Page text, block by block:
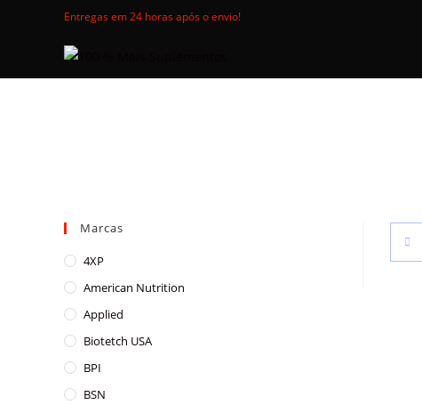
Entregas em 24 horas após o envio!
Marcas
4XP
American Nutrition
Applied
Biotetch USA
BPI
BSN